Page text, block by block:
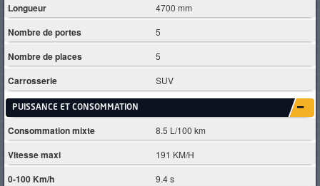
Longueur 4700 mm
Nombre de portes 5
Nombre de places 5
Carrosserie SUV
PUISSANCE ET CONSOMMATION
Consommation mixte 8.5 L/100 km
Vitesse maxi 191 KM/H
0-100 Km/h 9.4 s